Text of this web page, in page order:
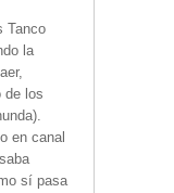
Tanco
la
de los
en canal
sí pasa